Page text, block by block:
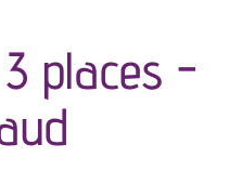
places -